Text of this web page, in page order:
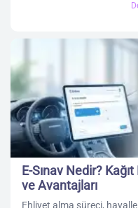
E-Sınav Nedir?
ve Avantajları
Ehliyet alma süreci,